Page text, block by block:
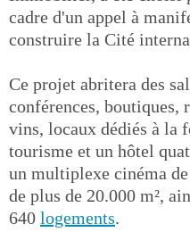
cadre d'un appel à
construire la Cité
Ce projet abritera des
conférences, boutiques,
vins, locaux dédiés à la
tourisme et un hôtel
un multiplexe cinéma
de plus de 20.000 m²,
640 logements.